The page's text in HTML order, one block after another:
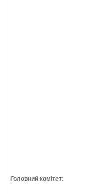
Головний комітет: